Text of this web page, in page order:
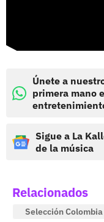
Únete a
primera mano
Sigue a La
de la música
Relacionados
Selección Colombia